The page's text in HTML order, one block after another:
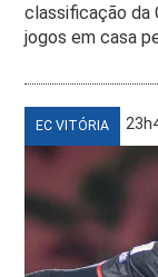
classificação da
jogos em casa
EC VITÓRIA